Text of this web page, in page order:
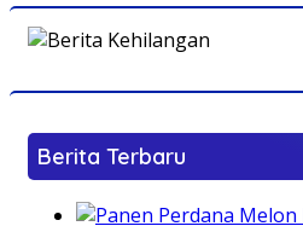
Berita Terbaru